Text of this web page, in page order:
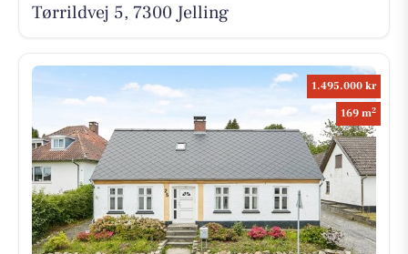
Tørrildvej 5, 7300 Jelling
1.495.000 kr
169 m2